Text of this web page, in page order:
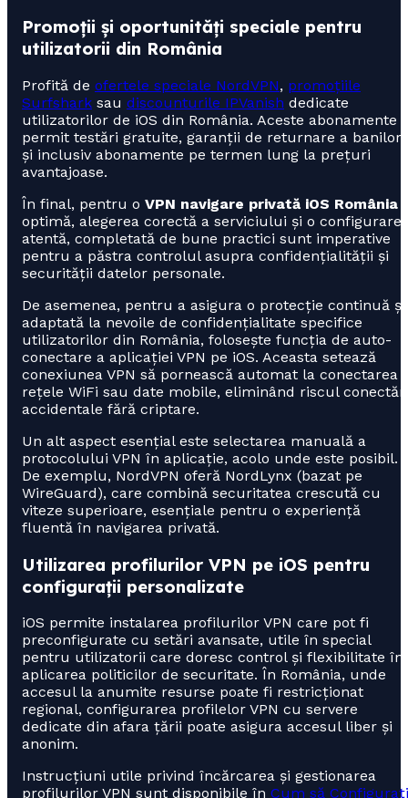
Promoții și oportunități speciale pentru
utilizatorii din România
Profită de ofertele speciale NordVPN, promoțiile
Surfshark sau discounturile IPVanish dedicate
utilizatorilor de iOS din România. Aceste abonamente
permit testări gratuite, garanții de returnare a banilor
și inclusiv abonamente pe termen lung la prețuri
avantajoase.
În final, pentru o VPN navigare privată iOS România
optimă, alegerea corectă a serviciului și o configurare
atentă, completată de bune practici sunt imperative
pentru a păstra controlul asupra confidențialității și
securității datelor personale.
De asemenea, pentru a asigura o protecție continuă și
adaptată la nevoile de confidențialitate specifice
utilizatorilor din România, folosește funcția de auto-
conectare a aplicației VPN pe iOS. Aceasta setează
conexiunea VPN să pornească automat la conectarea
rețele WiFi sau date mobile, eliminând riscul
accidentale fără criptare.
Un alt aspect esențial este selectarea manuală a
protocolului VPN în aplicație, acolo unde este posibil.
De exemplu, NordVPN oferă NordLynx (bazat pe
WireGuard), care combină securitatea crescută cu
viteze superioare, esențiale pentru o experiență
fluentă în navigarea privată.
Utilizarea profilurilor VPN pe iOS pentru
configurații personalizate
iOS permite instalarea profilurilor VPN care pot fi
preconfigurate cu setări avansate, utile în special
pentru utilizatorii care doresc control și flexibilitate în
aplicarea politicilor de securitate. În România, unde
accesul la anumite resurse poate fi restricționat
regional, configurarea profilelor VPN cu servere
dedicate din afara țării poate asigura accesul liber și
anonim.
Instrucțiuni utile privind încărcarea și gestionarea
profilurilor VPN sunt disponibile în Cum să Configurați